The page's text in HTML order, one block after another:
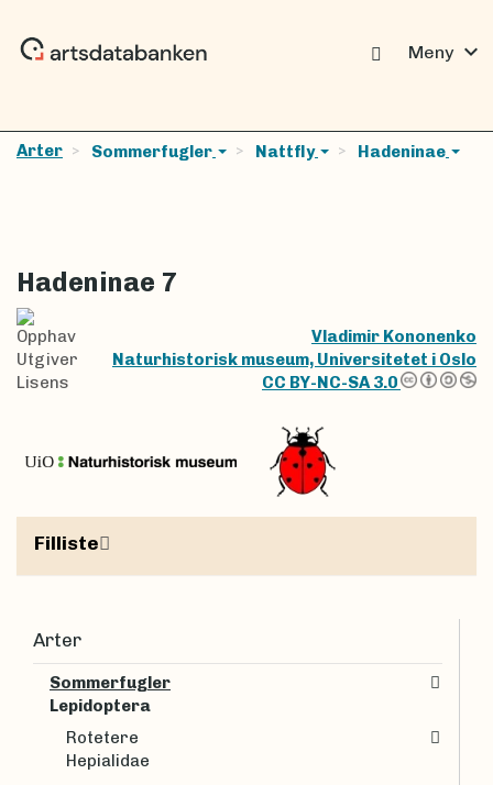
Meny expand_more
Arter Sommerfugler Nattfly Hadeninae
Hadeninae 7
Opphav
Vladimir Kononenko
Utgiver
Naturhistorisk museum, Universitetet i Oslo
Lisens
CC BY-NC-SA 3.0
Filliste
Arter
Sommerfugler
Lepidoptera
Rotetere
Hepialidae